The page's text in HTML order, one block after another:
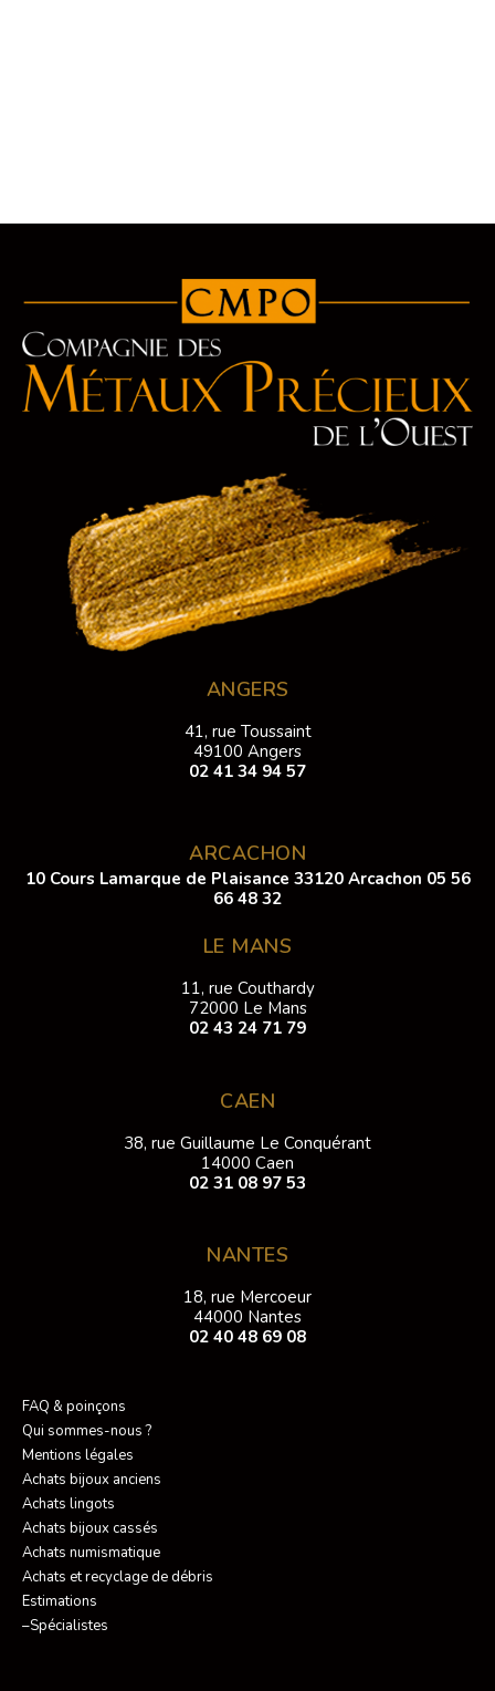
ANGERS
41, rue Toussaint
49100 Angers
02 41 34 94 57
ARCACHON
10 Cours Lamarque de Plaisance 33120 Arcachon 05 56
66 48 32
LE MANS
11, rue Couthardy
72000 Le Mans
02 43 24 71 79
CAEN
38, rue Guillaume Le Conquérant
14000 Caen
02 31 08 97 53
NANTES
18, rue Mercoeur
44000 Nantes
02 40 48 69 08
FAQ & poinçons
Qui sommes-nous ?
Mentions légales
Achats bijoux anciens
Achats lingots
Achats bijoux cassés
Achats numismatique
Achats et recyclage de débris
Estimations
–Spécialistes